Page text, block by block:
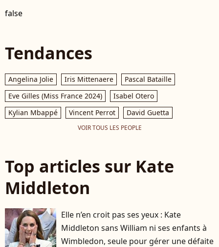
false
Tendances
Angelina Jolie Iris Mittenaere
Pascal Bataille
Eve Gilles (Miss France 2024)
Isabel Otero
Kylian Mbappé
Vincent Perrot David Guetta
VOIR TOUS LES PEOPLE
Top articles sur Kate
Middleton
Elle n’en croit pas ses yeux : Kate
Middleton sans William ni ses enfants à
Wimbledon, seule pour gérer une défaite